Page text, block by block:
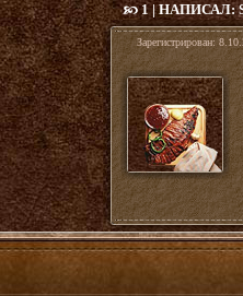
1 | НАПИСАЛ:
Зарегистрирован: